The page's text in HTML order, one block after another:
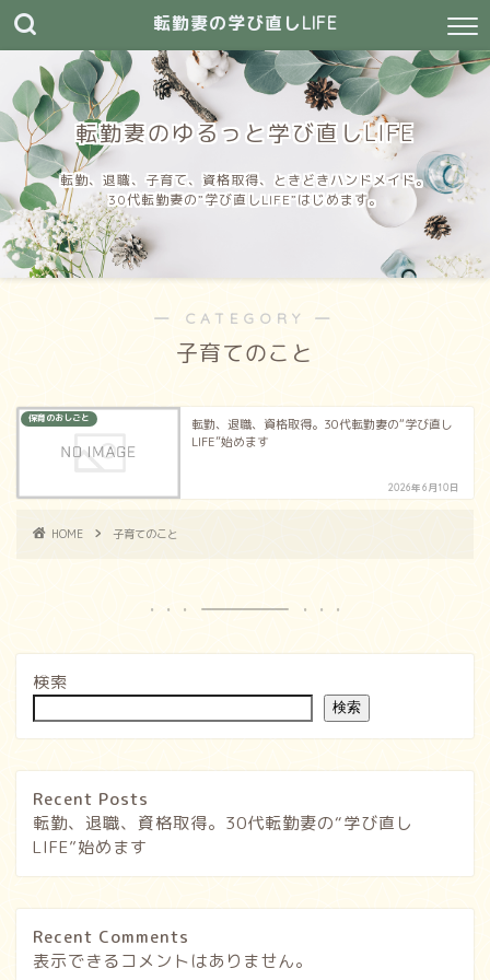
転勤妻の学び直しLIFE
転勤妻のゆるっと学び直しLIFE
転勤、退職、子育て、資格取得、ときどきハンドメイド。
30代転勤妻の”学び直しLIFE”はじめます。
― CATEGORY ―
子育てのこと
保育のおしごと
転勤、退職、資格取得。30代転勤妻の“学び直し
LIFE”始めます
2026年6月10日
HOME 子育てのこと
検索
検索
Recent Posts
転勤、退職、資格取得。30代転勤妻の“学び直し
LIFE”始めます
Recent Comments
表示できるコメントはありません。